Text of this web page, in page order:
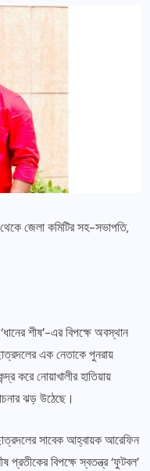
থেকে জেলা কমিটির সহ-সভাপতি,
শীষ’-এর বিপক্ষে অবস্থান
এক নেতাকে পুনরায়
করে নোয়াখালীর হাতিয়ায়
ঝড় উঠেছে।
সাবেক আহ্বায়ক আরেফিন
প্রতীকের বিপক্ষে স্বতন্ত্র ‘ফুটবল’